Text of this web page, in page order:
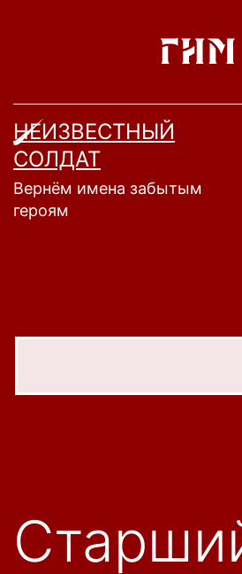
НЕИЗВЕСТНЫЙ
СОЛДАТ
Вернём имена забытым
героям